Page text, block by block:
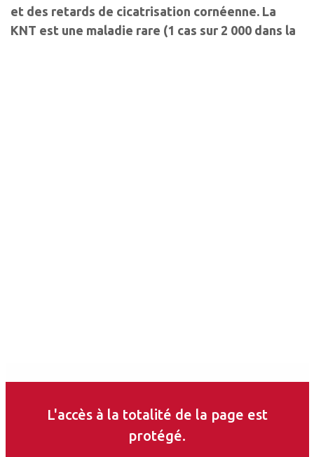
et des retards de cicatrisation cornéenne. La
KNT est une maladie rare (1 cas sur 2 000 dans la
L'accès à la totalité de la page est
protégé.